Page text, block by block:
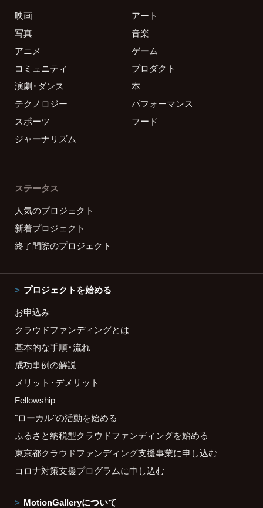
映画
アート
写真
音楽
アニメ
ゲーム
コミュニティ
プロダクト
演劇・ダンス
本
テクノロジー
パフォーマンス
スポーツ
フード
ジャーナリズム
ステータス
人気のプロジェクト
新着プロジェクト
終了間際のプロジェクト
プロジェクトを始める
お申込み
クラウドファンディングとは
基本的な手順・流れ
成功事例の解説
メリット・デメリット
Fellowship
"ローカル"の活動を始める
ふるさと納税型クラウドファンディングを始める
東京都クラウドファンディング支援事業に申し込む
コロナ対策支援プログラムに申し込む
MotionGalleryについて